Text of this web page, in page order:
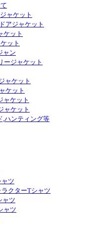
ャケット
アジャケット
ケット
ット
ャン
ージャケット
ャケット
ケット
ャケット
ャケット
,ハンティング等
ャツ
ラクターTシャツ
ャツ
ャツ